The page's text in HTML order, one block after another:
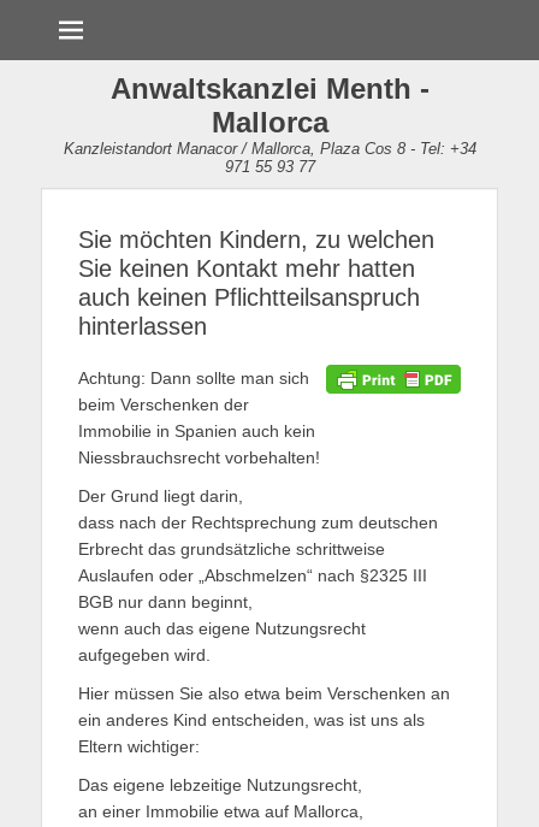
Anwaltskanzlei Menth -
Mallorca
Kanzleistandort Manacor / Mallorca, Plaza Cos 8 - Tel: +34
971 55 93 77
Sie möchten Kindern, zu welchen
Sie keinen Kontakt mehr hatten
auch keinen Pflichtteilsanspruch
hinterlassen
Achtung: Dann sollte man sich
beim Verschenken der
Immobilie in Spanien auch kein
Niessbrauchsrecht vorbehalten!
Der Grund liegt darin,
dass nach der Rechtsprechung zum deutschen
Erbrecht das grundsätzliche schrittweise
Auslaufen oder „Abschmelzen“ nach §2325 III
BGB nur dann beginnt,
wenn auch das eigene Nutzungsrecht
aufgegeben wird.
Hier müssen Sie also etwa beim Verschenken an
ein anderes Kind entscheiden, was ist uns als
Eltern wichtiger:
Das eigene lebzeitige Nutzungsrecht,
an einer Immobilie etwa auf Mallorca,